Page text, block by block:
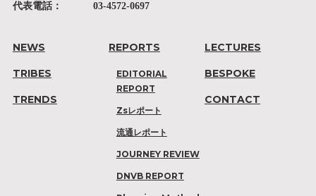
代表電話：
03-4572-0697
NEWS
TRIBES
TRENDS
REPORTS
EDITORIAL
REPORT
Zsレポート
流通レポート
JOURNEY REVIEW
DNVB REPORT
LECTURES
BESPOKE
CONTACT